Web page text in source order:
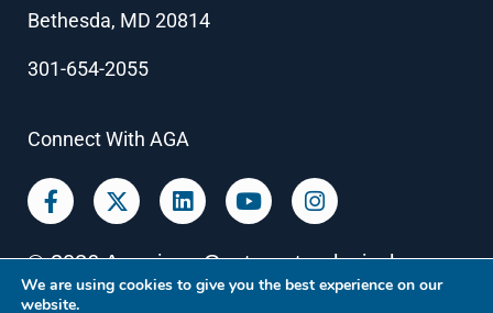
Bethesda, MD 20814
301-654-2055
Connect With AGA
©2026American Gastroenterological
Association
We are using cookies to give you the best experience on our
website.